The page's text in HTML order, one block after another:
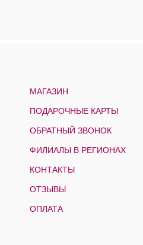
МАГАЗИН
ПОДАРОЧНЫЕ КАРТЫ
ОБРАТНЫЙ ЗВОНОК
ФИЛИАЛЫ В РЕГИОНАХ
КОНТАКТЫ
ОТЗЫВЫ
ОПЛАТА